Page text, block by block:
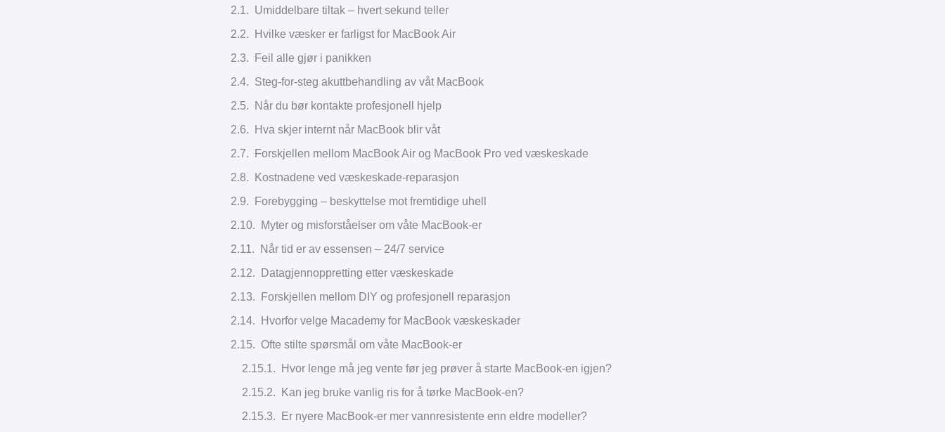
Umiddelbare tiltak – hvert sekund teller
Hvilke væsker er farligst for MacBook Air
Feil alle gjør i panikken
Steg-for-steg akuttbehandling av våt MacBook
Når du bør kontakte profesjonell hjelp
Hva skjer internt når MacBook blir våt
Forskjellen mellom MacBook Air og MacBook Pro ved væskeskade
Kostnadene ved væskeskade-reparasjon
Forebygging – beskyttelse mot fremtidige uhell
Myter og misforståelser om våte MacBook-er
Når tid er av essensen – 24/7 service
Datagjennoppretting etter væskeskade
Forskjellen mellom DIY og profesjonell reparasjon
Hvorfor velge Macademy for MacBook væskeskader
Ofte stilte spørsmål om våte MacBook-er
Hvor lenge må jeg vente før jeg prøver å starte MacBook-en igjen?
Kan jeg bruke vanlig ris for å tørke MacBook-en?
Er nyere MacBook-er mer vannresistente enn eldre modeller?